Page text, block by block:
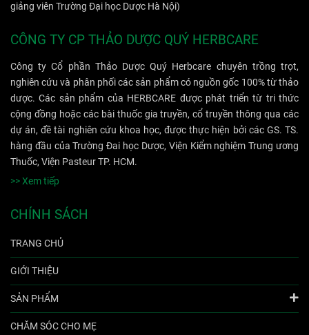
giảng viên Trường Đại học Dược Hà Nội)
CÔNG TY CP THẢO DƯỢC QUÝ HERBCARE
Công ty Cổ phần Thảo Dược Quý Herbcare chuyên trồng trọt,
nghiên cứu và phân phối các sản phẩm có nguồn gốc 100% từ thảo
dược. Các sản phẩm của HERBCARE được phát triển từ tri thức
cộng đồng hoặc các bài thuốc gia truyền, cổ truyền thông qua các
dự án, đề tài nghiên cứu khoa học, được thực hiện bởi các GS. TS.
hàng đầu của Trường Đai học Dược, Viện Kiểm nghiệm Trung ương
Thuốc, Viện Pasteur TP. HCM.
>> Xem tiếp
CHÍNH SÁCH
TRANG CHỦ
GIỚI THIỆU
SẢN PHẨM
CHĂM SÓC CHO MẸ